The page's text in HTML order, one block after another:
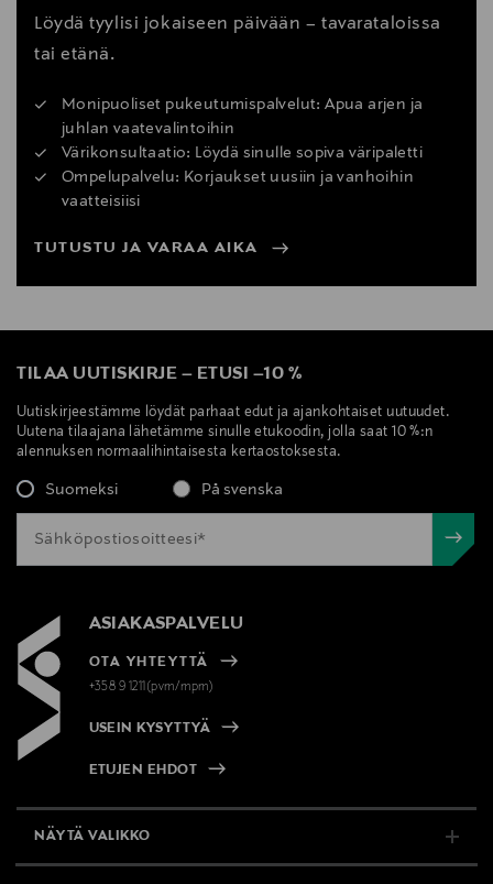
Löydä tyylisi jokaiseen päivään – tavarataloissa
tai etänä.
Monipuoliset pukeutumispalvelut: Apua arjen ja
juhlan vaatevalintoihin
Värikonsultaatio: Löydä sinulle sopiva väripaletti
Ompelupalvelu: Korjaukset uusiin ja vanhoihin
vaatteisiisi
TUTUSTU JA VARAA AIKA
TILAA UUTISKIRJE – ETUSI –10 %
Uutiskirjeestämme löydät parhaat edut ja ajankohtaiset uutuudet.
Uutena tilaajana lähetämme sinulle etukoodin, jolla saat 10 %:n
alennuksen normaalihintaisesta kertaostoksesta.
Suomeksi På svenska
ASIAKASPALVELU
OTA YHTEYTTÄ
+358 9 1211(pvm/mpm)
USEIN KYSYTTYÄ
ETUJEN EHDOT
NÄYTÄ VALIKKO